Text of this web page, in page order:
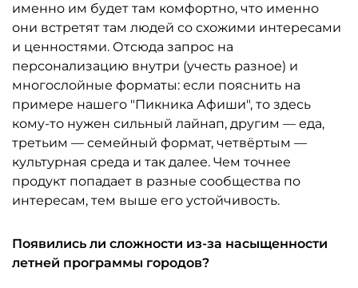
именно им будет там комфортно, что именно
они встретят там людей со схожими интересами
и ценностями. Отсюда запрос на
персонализацию внутри (учесть разное) и
многослойные форматы: если пояснить на
примере нашего "Пикника Афиши", то здесь
кому-то нужен сильный лайнап, другим — еда,
третьим — семейный формат, четвёртым —
культурная среда и так далее. Чем точнее
продукт попадает в разные сообщества по
интересам, тем выше его устойчивость.
Появились ли сложности из-за насыщенности
летней программы городов?